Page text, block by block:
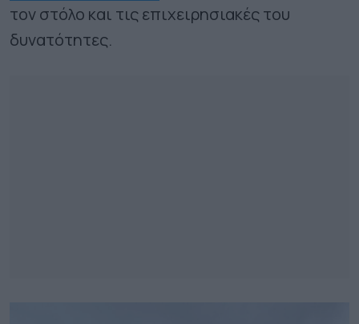
τον στόλο και τις επιχειρησιακές του
δυνατότητες.